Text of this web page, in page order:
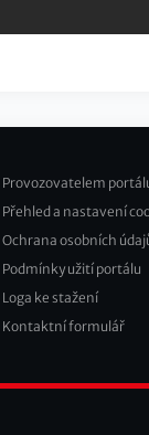
Footer
2
Provozovatelem
Přehled a nastavení
Ochrana osobních
Podmínky užití portálu
Loga ke stažení
Kontaktní formulář